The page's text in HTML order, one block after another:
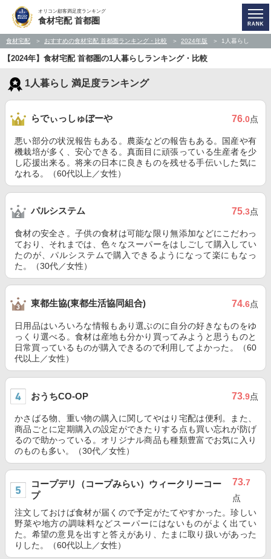
オリコン顧客満足度ランキング
食材宅配 首都圏
食材宅配 おすすめの食材宅配 首都圏ランキング・比較 2024年版 1人暮らし
【2024年】食材宅配 首都圏の1人暮らしランキング・比較
1人暮らし 満足度ランキング
らでぃっしゅぼーや 76.0点
悪い部分の状況報告もある。農薬などの報告もある。国産や有
機栽培が多く、安心できる。真面目に頑張っている生産者を少
し応援出来る。将来の日本に良きものを残せる手伝いした気に
なれる。（60代以上／女性）
パルシステム 75.3点
食材の安全さ。子供の食材は可能な限り無添加などにこだわっ
ており、それまでは、色々なスーパーをはしごして購入してい
たのが、パルシステムで購入できるようになって楽にもなっ
た。（30代／女性）
東都生協(東都生活協同組合) 74.6点
日用品はいろいろな情報もあり選ぶのに自分の好きなものをゆ
っくり選べる。食材は産地も分かり買ってみようと思うものと
日常買っているものが購入できるので利用してよかった。（60
代以上／女性）
おうちCO-OP 73.9点
かさばる物、重い物の購入に関してやはり宅配は便利。また、
商品ごとに定期購入の設定ができたりする点も買い忘れが防げ
るので助かっている。オリジナル商品も種類豊富でお気に入り
のものも多い。（30代／女性）
コープデリ（コープみらい）ウィークリーコー
プ
73.7
点
注文しておけば食材が届くので予定がたてやすかった。珍しい
野菜や地方の調味料などスーパーにはないものがよく出てい
た。希望の意見を出すと答えがあり、たまに取り扱いがあった
りした。（60代以上／女性）